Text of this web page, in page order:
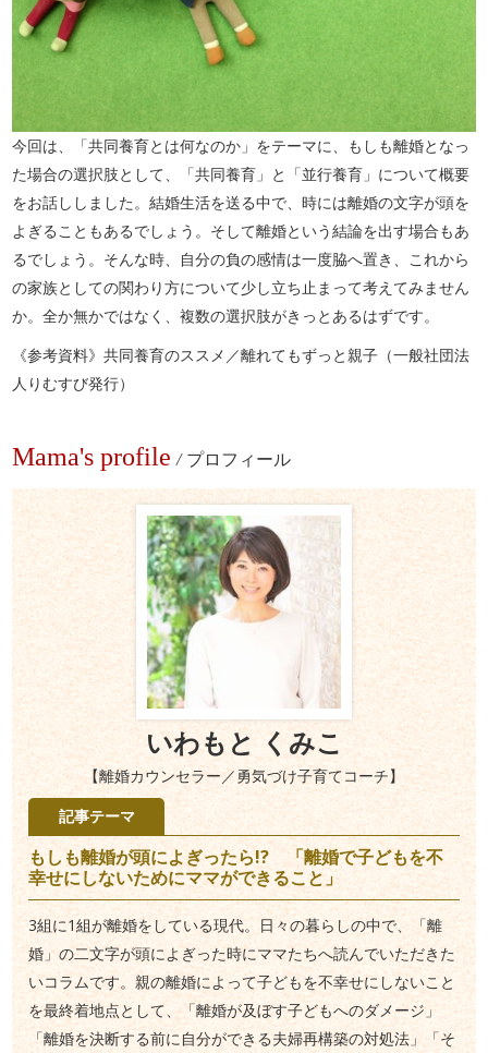
今回は、「共同養育とは何なのか」をテーマに、もしも離婚となっ
た場合の選択肢として、「共同養育」と「並行養育」について概要
をお話ししました。結婚生活を送る中で、時には離婚の文字が頭を
よぎることもあるでしょう。そして離婚という結論を出す場合もあ
るでしょう。そんな時、自分の負の感情は一度脇へ置き、これから
の家族としての関わり方について少し立ち止まって考えてみません
か。全か無かではなく、複数の選択肢がきっとあるはずです。
《参考資料》共同養育のススメ／離れてもずっと親子（一般社団法
人りむすび発行）
Mama's profile / プロフィール
いわもと くみこ
【離婚カウンセラー／勇気づけ子育てコーチ】
記事テーマ
もしも離婚が頭によぎったら!? 「離婚で子どもを不
幸せにしないためにママができること」
3組に1組が離婚をしている現代。日々の暮らしの中で、「離
婚」の二文字が頭によぎった時にママたちへ読んでいただきた
いコラムです。親の離婚によって子どもを不幸せにしないこと
を最終着地点として、「離婚が及ぼす子どもへのダメージ」
「離婚を決断する前に自分ができる夫婦再構築の対処法」「そ